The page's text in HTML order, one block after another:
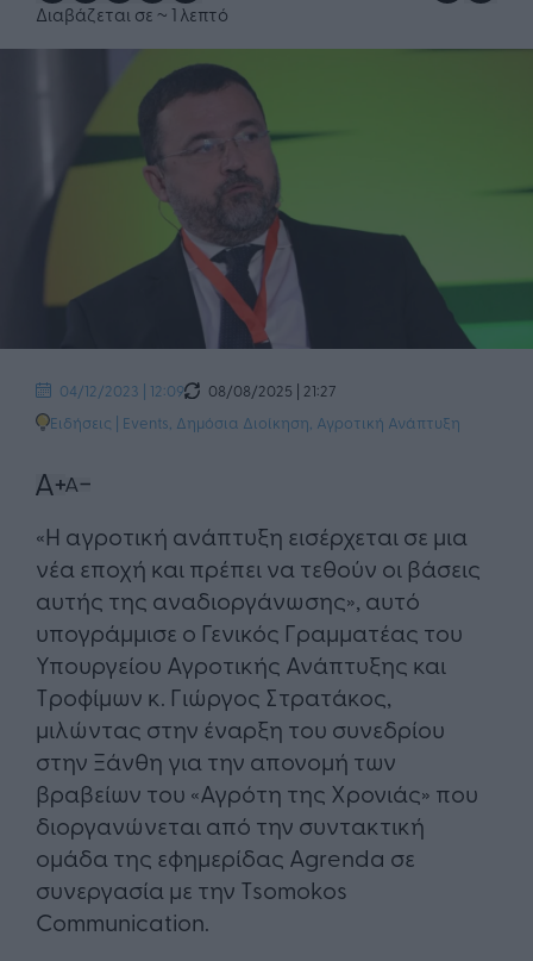
Διαβάζεται σε ~ 1 λεπτό
04/12/2023 | 12:09
08/08/2025 | 21:27
Ειδήσεις | Events Δημόσια Διοίκηση Αγροτική Ανάπτυξη
«Η αγροτική ανάπτυξη εισέρχεται σε μια
νέα εποχή και πρέπει να τεθούν οι βάσεις
αυτής της αναδιοργάνωσης», αυτό
υπογράμμισε ο Γενικός Γραμματέας του
Υπουργείου Αγροτικής Ανάπτυξης και
Τροφίμων κ. Γιώργος Στρατάκος,
μιλώντας στην έναρξη του συνεδρίου
στην Ξάνθη για την απονομή των
βραβείων του «Αγρότη της Χρονιάς» που
διοργανώνεται από την συντακτική
ομάδα της εφημερίδας Agrenda σε
συνεργασία με την Tsomokos
Communication.